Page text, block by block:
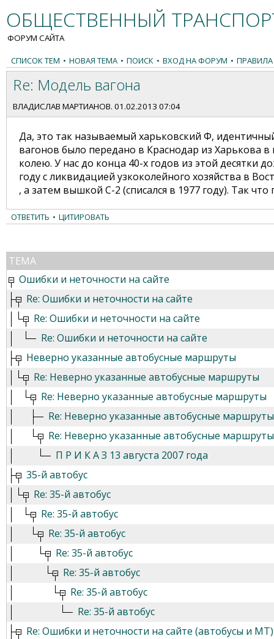
ОБЩЕСТВЕННЫЙ
ФОРУМ САЙТА
СПИСОК ТЕМ • НОВАЯ ТЕМА • ПОИСК • ВХОД НА ФОРУМ •
Re: Модель вагона
ВЛАДИСЛАВ МАРТИАНОВ. 01.02.2013 07:04
Да, это так называемый харьковский Ф,
вагонов было передано в Краснодар из Харькова
колею. У нас до конца 40-х годов из этой десятки
году с ликвидацией узкоколейного хозяйства в
, а затем вышкой С-2 (списался в 1977 году). Так
ОТВЕТИТЬ • ЦИТИРОВАТЬ
ТЕМА
Ошибки и неточности на сайте
Re: Ошибки и неточности на сайте
Re: Ошибки и неточности на сайте
Re: Ошибки и неточности на сайте
Неверно указанные автобусные маршруты
Re: Неверно указанные автобусные маршруты
Re: Неверно указанные автобусные маршруты
Re: Неверно указанные автобусные маршруты
Re: Неверно указанные автобусные маршруты
П Р И К А З 13 августа 2007 года
35-й автобус
Re: 35-й автобус
Re: 35-й автобус
Re: 35-й автобус
Re: 35-й автобус
Re: 35-й автобус
Re: 35-й автобус
Re: 35-й автобус
Re: Ошибки и неточности на сайте (автобусы и МТ)